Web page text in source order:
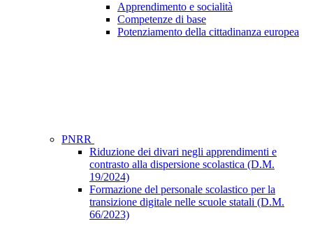
Apprendimento e socialità
Competenze di base
Potenziamento della cittadinanza europea
PNRR
Riduzione dei divari negli apprendimenti e
contrasto alla dispersione scolastica (D.M.
19/2024)
Formazione del personale scolastico per la
transizione digitale nelle scuole statali (D.M.
66/2023)